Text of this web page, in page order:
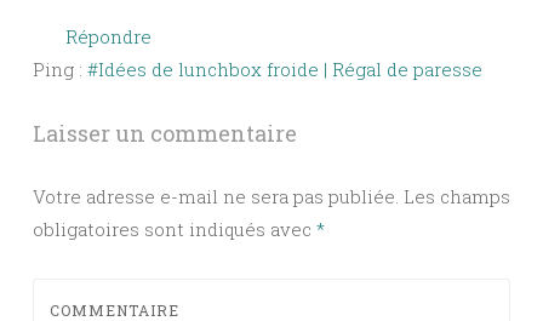
Répondre
Ping : #Idées de lunchbox froide | Régal de paresse
Laisser un commentaire
Votre adresse e-mail ne sera pas publiée. Les champs
obligatoires sont indiqués avec *
COMMENTAIRE